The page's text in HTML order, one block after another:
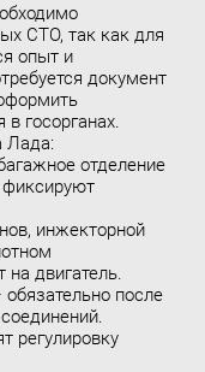
СТО, так как для
опыт и
документ
госорганах.
Лада:
отделение
фиксируют
инжекторной
на двигатель.
после
регулировку